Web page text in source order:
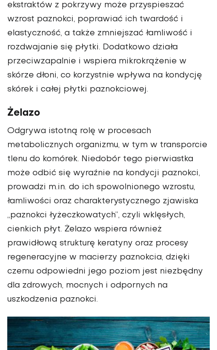
ekstraktów z pokrzywy może przyspieszać
wzrost paznokci, poprawiać ich twardość i
elastyczność, a także zmniejszać łamliwość i
rozdwajanie się płytki. Dodatkowo działa
przeciwzapalnie i wspiera mikrokrążenie w
skórze dłoni, co korzystnie wpływa na kondycję
skórek i całej płytki paznokciowej.
Żelazo
Odgrywa istotną rolę w procesach
metabolicznych organizmu, w tym w transporcie
tlenu do komórek. Niedobór tego pierwiastka
może odbić się wyraźnie na kondycji paznokci,
prowadzi m.in. do ich spowolnionego wzrostu,
łamliwości oraz charakterystycznego zjawiska
„paznokci łyżeczkowatych”, czyli wklęsłych,
cienkich płyt. Żelazo wspiera również
prawidłową strukturę keratyny oraz procesy
regeneracyjne w macierzy paznokcia, dzięki
czemu odpowiedni jego poziom jest niezbędny
dla zdrowych, mocnych i odpornych na
uszkodzenia paznokci.